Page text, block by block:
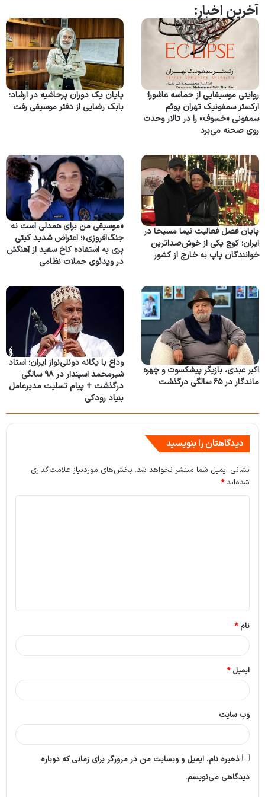
آخرین اخبار:
روایتی موسیقایی از حماسه عاشورا؛
ارکستر سمفونیک تهران پوئم
سمفونی «خسوف» را در تالار وحدت
روی صحنه می‌برد
پایان یک دوران پرحاشیه در ارشاد؛
بابک رضایی از دفتر موسیقی رفت
پایان فصل فعالیت نیما مسیحا در
ایران؛ کوچ یکی از خوش‌صداترین
خوانندگان پاپ به خارج از کشور
«موسیقی من برای همدلی است نه
جنگ‌افروزی»؛ اعتراض شدید کیتی
پری به استفاده کاخ سفید از آهنگش
در ویدئوی حملات نظامی
اکبر عبدی، بازیگر پیشکسوت و چهره
ماندگار در ۶۵ سالگی درگذشت
وداع با یگانه دونلی‌نواز ایران؛ استاد
شیرمحمد اسپندار در ۹۸ سالگی
درگذشت + پیام تسلیت مدیرعامل
بنیاد رودکی
دیدگاهتان را بنویسید
نشانی ایمیل شما منتشر نخواهد شد. بخش‌های موردنیاز علامت‌گذاری
شده‌اند*
*
نام*
ایمیل*
وب‌ سایت
ذخیره نام، ایمیل و وبسایت من در مرورگر برای زمانی که دوباره
دیدگاهی می‌نویسم.